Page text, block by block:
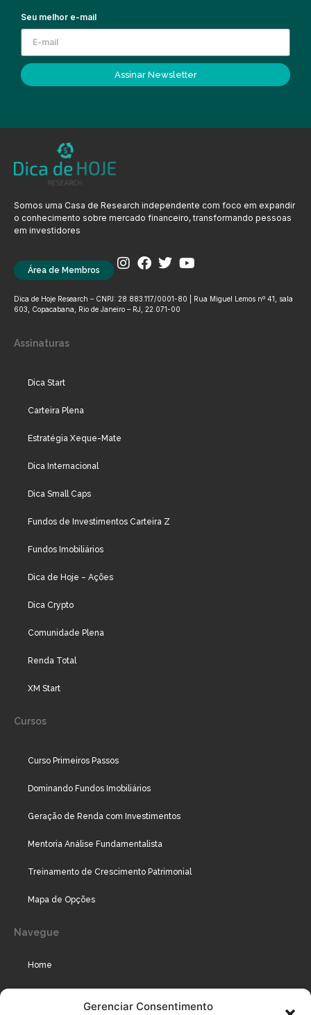
Gerenciar Consentimento
Seu melhor e-mail
Assinar Newsletter
Somos uma Casa de Research independente com foco em expandir
o conhecimento sobre mercado financeiro, transformando pessoas
em investidores
Área de Membros
Dica de Hoje Research – CNPJ: 28.883.117/0001-80 | Rua Miguel Lemos nº 41, sala
603, Copacabana, Rio de Janeiro – RJ, 22.071-00
Assinaturas
Dica Start
Carteira Plena
Estratégia Xeque-Mate
Dica Internacional
Dica Small Caps
Fundos de Investimentos Carteira Z
Fundos Imobiliários
Dica de Hoje – Ações
Dica Crypto
Comunidade Plena
Renda Total
XM Start
Cursos
Curso Primeiros Passos
Dominando Fundos Imobiliários
Geração de Renda com Investimentos
Mentoria Análise Fundamentalista
Treinamento de Crescimento Patrimonial
Mapa de Opções
Navegue
Home